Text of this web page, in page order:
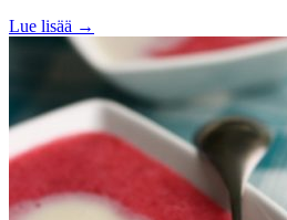
Lue lisää →